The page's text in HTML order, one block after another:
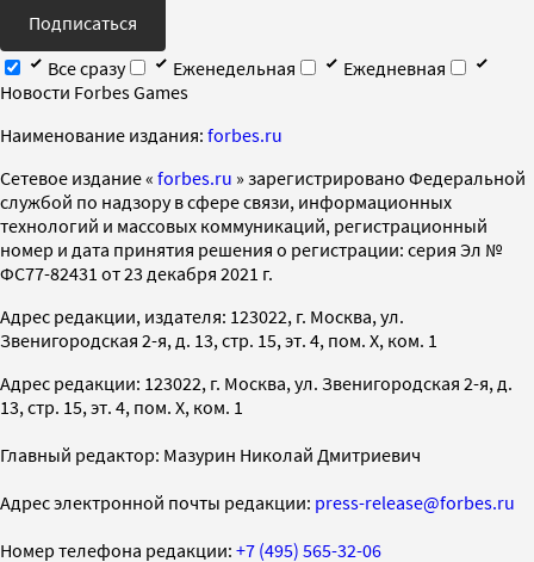
Подписаться
Все сразу
Еженедельная
Ежедневная
Новости Forbes Games
Наименование издания: forbes.ru
Cетевое издание « forbes.ru » зарегистрировано Федеральной
службой по надзору в сфере связи, информационных
технологий и массовых коммуникаций, регистрационный
номер и дата принятия решения о регистрации: серия Эл №
ФС77-82431 от 23 декабря 2021 г.
Адрес редакции, издателя: 123022, г. Москва, ул.
Звенигородская 2-я, д. 13, стр. 15, эт. 4, пом. X, ком. 1
Адрес редакции: 123022, г. Москва, ул. Звенигородская 2-я, д.
13, стр. 15, эт. 4, пом. X, ком. 1
Главный редактор: Мазурин Николай Дмитриевич
Адрес электронной почты редакции: press-release@forbes.ru
Номер телефона редакции: +7 (495) 565-32-06